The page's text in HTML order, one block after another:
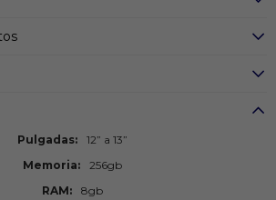
Pulgadas
12” a 13”
Memoria
256gb
RAM
8gb